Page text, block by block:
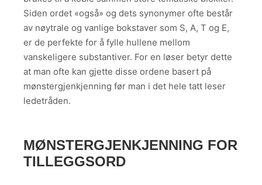
Siden ordet «også» og dets synonymer ofte består
av nøytrale og vanlige bokstaver som S, A, T og E,
er de perfekte for å fylle hullene mellom
vanskeligere substantiver. For en løser betyr dette
at man ofte kan gjette disse ordene basert på
mønstergjenkjenning før man i det hele tatt leser
ledetråden.
MØNSTERGJENKJENNING FOR
TILLEGGSORD